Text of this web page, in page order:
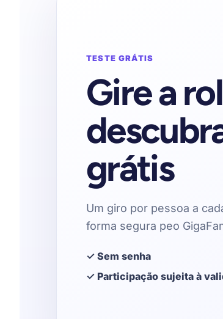
TESTE GRÁTIS
Gire a
grátis
Um giro por pessoa a
forma segura peo
✓ Sem senha
✓ Participação sujeita à